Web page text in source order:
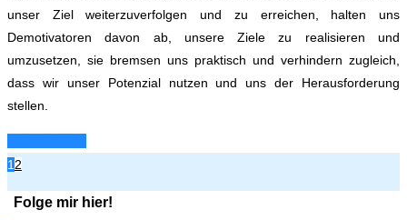
unser Ziel weiterzuverfolgen und zu erreichen, halten uns
Demotivatoren davon ab, unsere Ziele zu realisieren und
umzusetzen, sie bremsen uns praktisch und verhindern zugleich,
dass wir unser Potenzial nutzen und uns der Herausforderung
stellen.
1 2
Folge mir hier!